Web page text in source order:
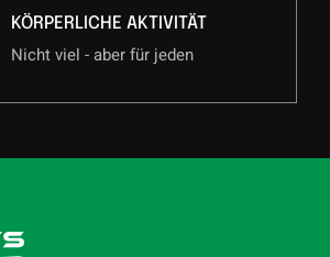
KÖRPERLICHE AKTIVITÄT
Nicht viel - aber für jeden